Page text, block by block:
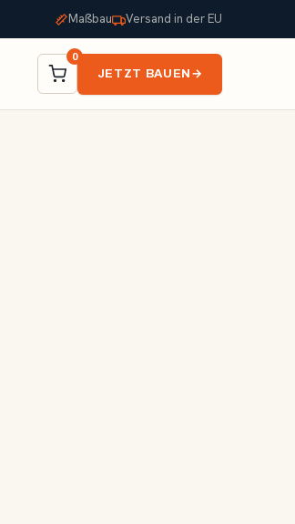
Maßbau Versand in der EU
0
JETZT BAUEN →